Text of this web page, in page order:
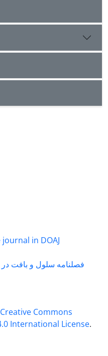
in DOAJ
فصلنامه سلول و بافت در ارزیابی سال
Creative Commons
International License.